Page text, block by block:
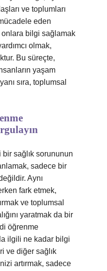
ve toplumları
eden
bilgi sağlamak
olmak,
Bu süreçte,
yaşam
sıra, toplumsal
sağlık sorununun
sadece bir
Aynı
fark etmek,
ve toplumsal
yaratmak da bir
öğrenme
ilgili ne kadar bilgi
ve diğer sağlık
artırmak, sadece